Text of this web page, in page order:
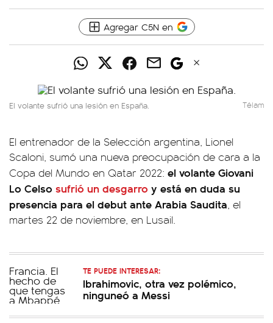
Agregar C5N en
El volante sufrió una lesión en España. Télam
El entrenador de la Selección argentina, Lionel
Scaloni, sumó una nueva preocupación de cara a la
Copa del Mundo en Qatar 2022: el volante Giovani
Lo Celso sufrió un desgarro y está en duda su
presencia para el debut ante Arabia Saudita, el
martes 22 de noviembre, en Lusail.
TE PUEDE INTERESAR:
Ibrahimovic, otra vez polémico,
ninguneó a Messi